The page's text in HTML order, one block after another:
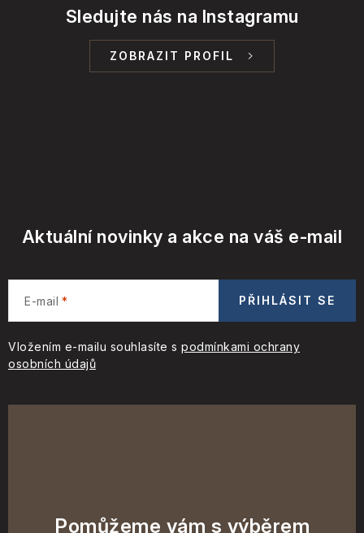
Sledujte nás na Instagramu
ZOBRAZIT PROFIL
Aktuální novinky a akce na váš e-mail
E-mail
Vložením e-mailu souhlasíte s podmínkami ochrany
osobních údajů
PŘIHLÁSIT SE
Pomůžeme vám s výběrem